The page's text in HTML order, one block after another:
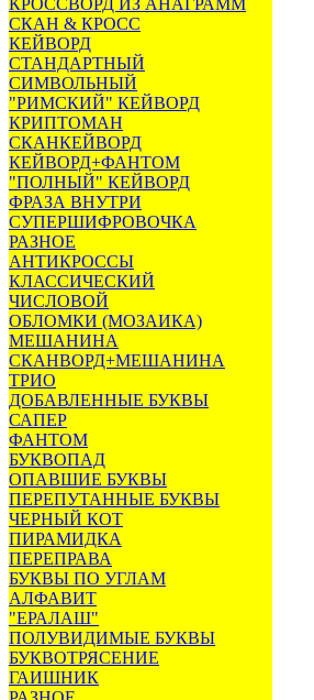
КРОССВОРД ИЗ АНАГРАММ
СКАН & КРОСС
КЕЙВОРД
СТАНДАРТНЫЙ
СИМВОЛЬНЫЙ
"РИМСКИЙ" КЕЙВОРД
КРИПТОМАН
СКАНКЕЙВОРД
КЕЙВОРД+ФАНТОМ
"ПОЛНЫЙ" КЕЙВОРД
ФРАЗА ВНУТРИ
СУПЕРШИФРОВОЧКА
РАЗНОЕ
АНТИКРОССЫ
КЛАССИЧЕСКИЙ
ЧИСЛОВОЙ
ОБЛОМКИ (МОЗАИКА)
МЕШАНИНА
СКАНВОРД+МЕШАНИНА
ТРИО
ДОБАВЛЕННЫЕ БУКВЫ
САПЕР
ФАНТОМ
БУКВОПАД
ОПАВШИЕ БУКВЫ
ПЕРЕПУТАННЫЕ БУКВЫ
ЧЕРНЫЙ КОТ
ПИРАМИДКА
ПЕРЕПРАВА
БУКВЫ ПО УГЛАМ
АЛФАВИТ
"ЕРАЛАШ"
ПОЛУВИДИМЫЕ БУКВЫ
БУКВОТРЯСЕНИЕ
ГАИШНИК